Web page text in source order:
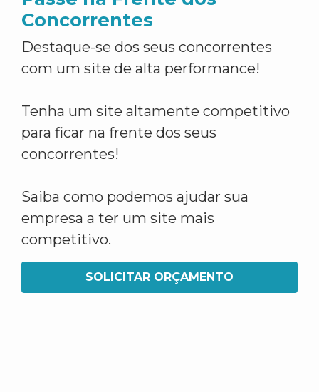
Concorrentes
Destaque-se dos seus concorrentes
com um site de alta performance!
Tenha um site altamente competitivo
para ficar na frente dos seus
concorrentes!
Saiba como podemos ajudar sua
empresa a ter um site mais
competitivo.
SOLICITAR ORÇAMENTO